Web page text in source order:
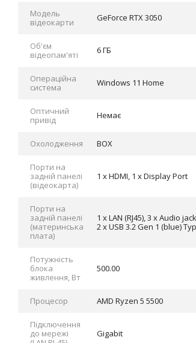
Модель
відеокарти
GeForce RTX 3050
Об'єм
відеопам'яті
6 ГБ
Операційна
система
Windows 11 Home
Оптичний
привід
Немає
Охолодження BOX
Порти на
задній панелі
(відеокарта)
1 x HDMI, 1 x Display Port
Порти на
задній панелі
(материнська
плата)
1 x LAN (RJ45), 3 x Audio
2 x USB 3.2 Gen 1 (blue)
Потужність
блока
живлення, Вт
500.00
Процесор AMD Ryzen 5 5500
Підключення
до мережі
Gigabit